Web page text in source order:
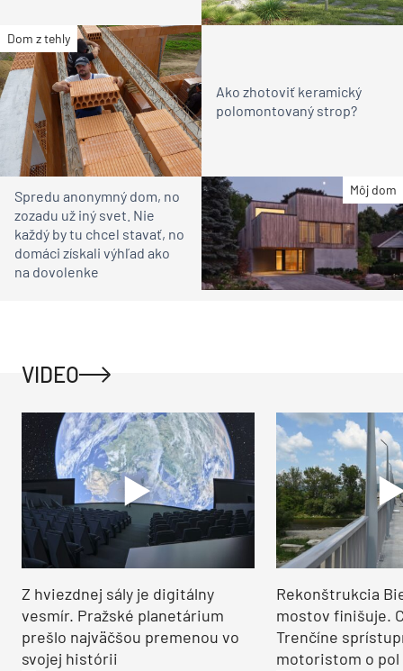
Dom z tehly
Ako zhotoviť keramický
polomontovaný strop?
Môj dom
Spredu anonymný dom, no
zozadu už iný svet. Nie
každý by tu chcel stavať, no
domáci získali výhľad ako
na dovolenke
VIDEO
Z hviezdnej sály je digitálny
vesmír. Pražské planetárium
prešlo najväčšou premenou vo
svojej histórii
Rekonštrukcia
mostov finišuje.
Trenčíne
motoristom o pol